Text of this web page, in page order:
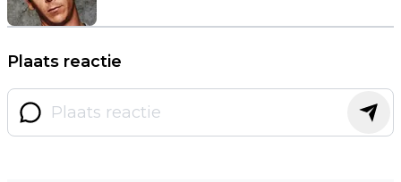
Plaats reactie